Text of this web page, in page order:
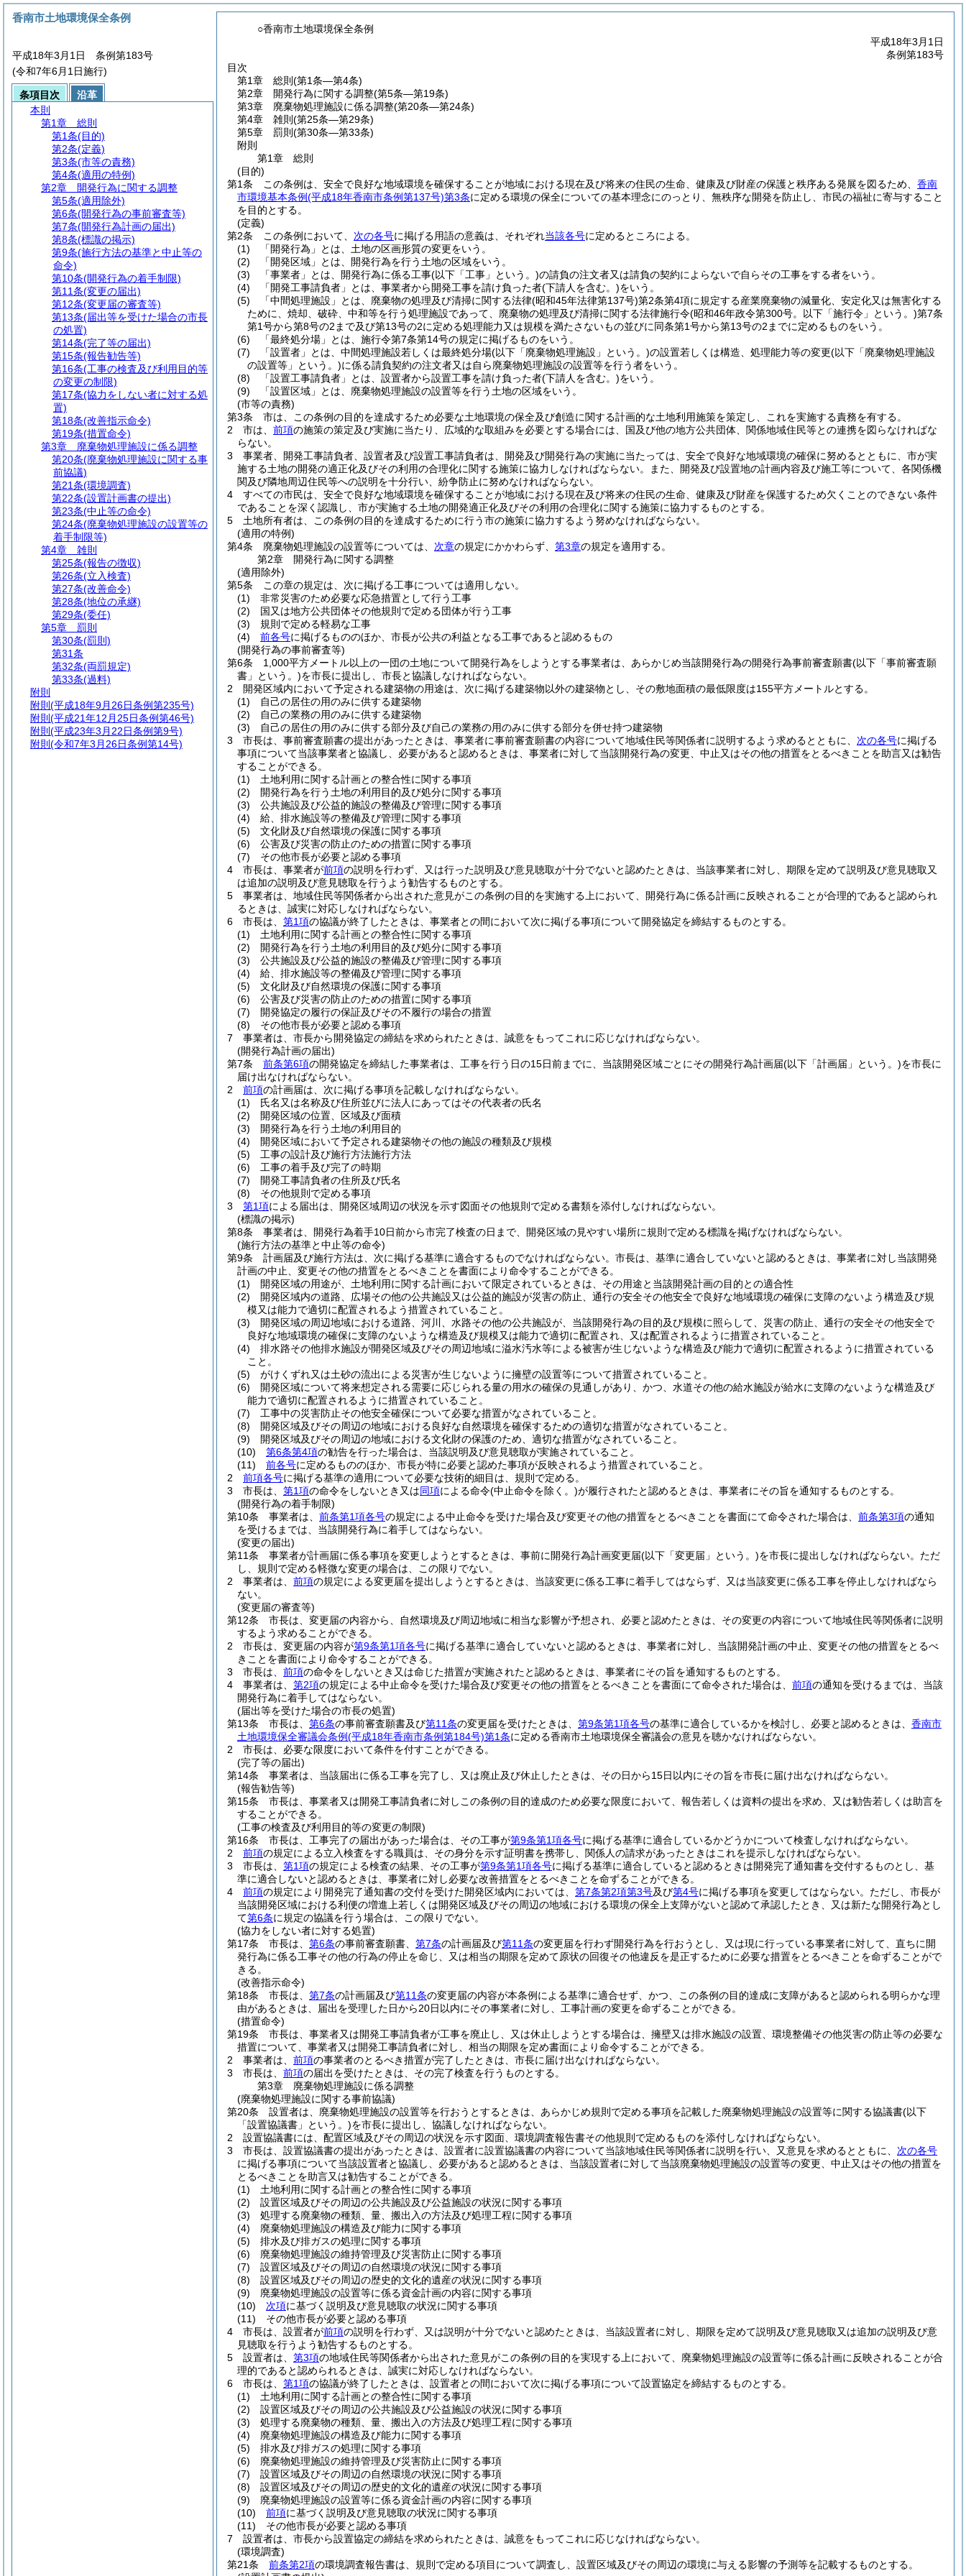
○香南市土地環境保全条例
平成18年3月1日
条例第183号
目次
第1章
総則 (第1条―第4条)
第2章
開発行為に関する調整(第5条―第19条)
第3章
廃棄物処理施設に係る調整(第20条―第24条)
第4章
雑則 (第25条―第29条)
第5章
罰則 (第30条―第33条)
附則
第1章
総則
(目的)
第1条
この条例は、安全で良好な地域環境を確保することが地域における現在及び将来の住民の生命、健康及び財産の保護と秩序ある発展を図るため、 香南
市環境基本条例(平成18年香南市条例第137号)第3条に定める環境の保全についての基本理念にのっとり、無秩序な開発を防止し、市民の福祉に寄与すること
を目的とする。
(定義)
第2条
この条例において、 次の各号に掲げる用語の意義は、それぞれ当該各号に定めるところによる。
(1)
「開発行為」とは、土地の区画形質の変更をいう。
(2)
「開発区域」とは、開発行為を行う土地の区域をいう。
(3)
「事業者」とは、開発行為に係る工事(以下「工事」という。)の請負の注文者又は請負の契約によらないで自らその工事をする者をいう。
(4)
「開発工事請負者」とは、事業者から開発工事を請け負った者(下請人を含む。)をいう。
(5)
「中間処理施設」とは、廃棄物の処理及び清掃に関する法律(昭和45年法律第137号)第2条第4項に規定する産業廃棄物の減量化、安定化又は無害化する
ために、焼却、破砕、中和等を行う処理施設であって、廃棄物の処理及び清掃に関する法律施行令(昭和46年政令第300号。以下「施行令」という。)第7条
第1号から第8号の2まで及び第13号の2に定める処理能力又は規模を満たさないもの並びに同条第1号から第13号の2までに定めるものをいう。
(6)
「最終処分場」とは、施行令第7条第14号の規定に掲げるものをいう。
(7)
「設置者」とは、中間処理施設若しくは最終処分場(以下「廃棄物処理施設」という。)の設置若しくは構造、処理能力等の変更(以下「廃棄物処理施設
の設置等」という。)に係る請負契約の注文者又は自ら廃棄物処理施設の設置等を行う者をいう。
(8)
「設置工事請負者」とは、設置者から設置工事を請け負った者(下請人を含む。)をいう。
(9)
「設置区域」とは、廃棄物処理施設の設置等を行う土地の区域をいう。
(市等の責務)
第3条
市は、この条例の目的を達成するため必要な土地環境の保全及び創造に関する計画的な土地利用施策を策定し、これを実施する責務を有する。
2
市は、 前項の施策の策定及び実施に当たり、広域的な取組みを必要とする場合には、国及び他の地方公共団体、関係地域住民等との連携を図らなければな
らない。
3
事業者、開発工事請負者、設置者及び設置工事請負者は、開発及び開発行為の実施に当たっては、安全で良好な地域環境の確保に努めるとともに、市が実
施する土地の開発の適正化及びその利用の合理化に関する施策に協力しなければならない。
また、開発及び設置地の計画内容及び施工等について、各関係機
関及び隣地周辺住民等への説明を十分行い、紛争防止に努めなければならない。
4
すべての市民は、安全で良好な地域環境を確保することが地域における現在及び将来の住民の生命、健康及び財産を保護するため欠くことのできない条件
であることを深く認識し、市が実施する土地の開発適正化及びその利用の合理化に関する施策に協力するものとする。
5
土地所有者は、この条例の目的を達成するために行う市の施策に協力するよう努めなければならない。
(適用の特例)
第4条
廃棄物処理施設の設置等については、 次章の規定にかかわらず、 第3章の規定を適用する。
第2章
開発行為に関する調整
(適用除外)
第5条
この章の規定は、次に掲げる工事については適用しない。
(1)
非常災害のため必要な応急措置として行う工事
(2)
国又は地方公共団体その他規則で定める団体が行う工事
(3)
規則で定める軽易な工事
(4)
前各号に掲げるもののほか、市長が公共の利益となる工事であると認めるもの
(開発行為の事前審査等)
第6条
1,000平方メートル以上の一団の土地について開発行為をしようとする事業者は、あらかじめ当該開発行為の開発行為事前審査願書(以下「事前審査願
書」という。)を市長に提出し、市長と協議しなければならない。
2
開発区域内において予定される建築物の用途は、次に掲げる建築物以外の建築物とし、その敷地面積の最低限度は155平方メートルとする。
(1)
自己の居住の用のみに供する建築物
(2)
自己の業務の用のみに供する建築物
(3)
自己の居住の用のみに供する部分及び自己の業務の用のみに供する部分を併せ持つ建築物
3
市長は、事前審査願書の提出があったときは、事業者に事前審査願書の内容について地域住民等関係者に説明するよう求めるとともに、 次の各号に掲げる
事項について当該事業者と協議し、必要があると認めるときは、事業者に対して当該開発行為の変更、中止又はその他の措置をとるべきことを助言又は勧告
することができる。
(1)
土地利用に関する計画との整合性に関する事項
(2)
開発行為を行う土地の利用目的及び処分に関する事項
(3)
公共施設及び公益的施設の整備及び管理に関する事項
(4)
給、排水施設等の整備及び管理に関する事項
(5)
文化財及び自然環境の保護に関する事項
(6)
公害及び災害の防止のための措置に関する事項
(7)
その他市長が必要と認める事項
4
市長は、事業者が前項の説明を行わず、又は行った説明及び意見聴取が十分でないと認めたときは、当該事業者に対し、期限を定めて説明及び意見聴取又
は追加の説明及び意見聴取を行うよう勧告するものとする。
5
事業者は、地域住民等関係者から出された意見がこの条例の目的を実施する上において、開発行為に係る計画に反映されることが合理的であると認められ
るときは、誠実に対応しなければならない。
6
市長は、 第1項の協議が終了したときは、事業者との間において次に掲げる事項について開発協定を締結するものとする。
(1)
土地利用に関する計画との整合性に関する事項
(2)
開発行為を行う土地の利用目的及び処分に関する事項
(3)
公共施設及び公益的施設の整備及び管理に関する事項
(4)
給、排水施設等の整備及び管理に関する事項
(5)
文化財及び自然環境の保護に関する事項
(6)
公害及び災害の防止のための措置に関する事項
(7)
開発協定の履行の保証及びその不履行の場合の措置
(8)
その他市長が必要と認める事項
7
事業者は、市長から開発協定の締結を求められたときは、誠意をもってこれに応じなければならない。
(開発行為計画の届出)
第7条
前条第6項の開発協定を締結した事業者は、工事を行う日の15日前までに、当該開発区域ごとにその開発行為計画届(以下「計画届」という。)を市長に
届け出なければならない。
2
前項の計画届は、次に掲げる事項を記載しなければならない。
(1)
氏名又は名称及び住所並びに法人にあってはその代表者の氏名
(2)
開発区域の位置、区域及び面積
(3)
開発行為を行う土地の利用目的
(4)
開発区域において予定される建築物その他の施設の種類及び規模
(5)
工事の設計及び施行方法施行方法
(6)
工事の着手及び完了の時期
(7)
開発工事請負者の住所及び氏名
(8)
その他規則で定める事項
3
第1項による届出は、開発区域周辺の状況を示す図面その他規則で定める書類を添付しなければならない。
(標識の掲示)
第8条
事業者は、開発行為着手10日前から市完了検査の日まで、開発区域の見やすい場所に規則で定める標識を掲げなければならない。
(施行方法の基準と中止等の命令)
第9条
計画届及び施行方法は、次に掲げる基準に適合するものでなければならない。 市長は、基準に適合していないと認めるときは、事業者に対し当該開発
計画の中止、変更その他の措置をとるべきことを書面により命令することができる。
(1)
開発区域の用途が、土地利用に関する計画において限定されているときは、その用途と当該開発計画の目的との適合性
(2)
開発区域内の道路、広場その他の公共施設又は公益的施設が災害の防止、通行の安全その他安全で良好な地域環境の確保に支障のないよう構造及び規
模又は能力で適切に配置されるよう措置されていること。
(3)
開発区域の周辺地域における道路、河川、水路その他の公共施設が、当該開発行為の目的及び規模に照らして、災害の防止、通行の安全その他安全で
良好な地域環境の確保に支障のないような構造及び規模又は能力で適切に配置され、又は配置されるように措置されていること。
(4)
排水路その他排水施設が開発区域及びその周辺地域に溢水汚水等による被害が生じないような構造及び能力で適切に配置されるように措置されている
こと。
(5)
がけくずれ又は土砂の流出による災害が生じないように擁壁の設置等について措置されていること。
(6)
開発区域について将来想定される需要に応じられる量の用水の確保の見通しがあり、かつ、水道その他の給水施設が給水に支障のないような構造及び
能力で適切に配置されるように措置されていること。
(7)
工事中の災害防止その他安全確保について必要な措置がなされていること。
(8)
開発区域及びその周辺の地域における良好な自然環境を確保するための適切な措置がなされていること。
(9)
開発区域及びその周辺の地域における文化財の保護のため、適切な措置がなされていること。
(10)
第6条第4項の勧告を行った場合は、当該説明及び意見聴取が実施されていること。
(11)
前各号に定めるもののほか、市長が特に必要と認めた事項が反映されるよう措置されていること。
2
前項各号に掲げる基準の適用について必要な技術的細目は、規則で定める。
3
市長は、 第1項の命令をしないとき又は同項による命令(中止命令を除く。)が履行されたと認めるときは、事業者にその旨を通知するものとする。
(開発行為の着手制限)
第10条
事業者は、 前条第1項各号の規定による中止命令を受けた場合及び変更その他の措置をとるべきことを書面にて命令された場合は、 前条第3項の通知
を受けるまでは、当該開発行為に着手してはならない。
(変更の届出)
第11条
事業者が計画届に係る事項を変更しようとするときは、事前に開発行為計画変更届(以下「変更届」という。)を市長に提出しなければならない。 ただ
し、規則で定める軽微な変更の場合は、この限りでない。
2
事業者は、 前項の規定による変更届を提出しようとするときは、当該変更に係る工事に着手してはならず、又は当該変更に係る工事を停止しなければなら
ない。
(変更届の審査等)
第12条
市長は、変更届の内容から、自然環境及び周辺地域に相当な影響が予想され、必要と認めたときは、その変更の内容について地域住民等関係者に説明
するよう求めることができる。
2
市長は、変更届の内容が第9条第1項各号に掲げる基準に適合していないと認めるときは、事業者に対し、当該開発計画の中止、変更その他の措置をとるべ
きことを書面により命令することができる。
3
市長は、 前項の命令をしないとき又は命じた措置が実施されたと認めるときは、事業者にその旨を通知するものとする。
4
事業者は、 第2項の規定による中止命令を受けた場合及び変更その他の措置をとるべきことを書面にて命令された場合は、 前項の通知を受けるまでは、当該
開発行為に着手してはならない。
(届出等を受けた場合の市長の処置)
第13条
市長は、 第6条の事前審査願書及び第11条の変更届を受けたときは、 第9条第1項各号の基準に適合しているかを検討し、必要と認めるときは、 香南市
土地環境保全審議会条例(平成18年香南市条例第184号)第1条に定める香南市土地環境保全審議会の意見を聴かなければならない。
2
市長は、必要な限度において条件を付すことができる。
(完了等の届出)
第14条
事業者は、当該届出に係る工事を完了し、又は廃止及び休止したときは、その日から15日以内にその旨を市長に届け出なければならない。
(報告勧告等)
第15条
市長は、事業者又は開発工事請負者に対しこの条例の目的達成のため必要な限度において、報告若しくは資料の提出を求め、又は勧告若しくは助言を
することができる。
(工事の検査及び利用目的等の変更の制限)
第16条
市長は、工事完了の届出があった場合は、その工事が第9条第1項各号に掲げる基準に適合しているかどうかについて検査しなければならない。
2
前項の規定による立入検査をする職員は、その身分を示す証明書を携帯し、関係人の請求があったときはこれを提示しなければならない。
3
市長は、 第1項の規定による検査の結果、その工事が第9条第1項各号に掲げる基準に適合していると認めるときは開発完了通知書を交付するものとし、基
準に適合しないと認めるときは、事業者に対し必要な改善措置をとるべきことを命ずることができる。
4
前項の規定により開発完了通知書の交付を受けた開発区域内においては、 第7条第2項第3号及び第4号に掲げる事項を変更してはならない。 ただし、市長が
当該開発区域における利便の増進上若しくは開発区域及びその周辺の地域における環境の保全上支障がないと認めて承認したとき、又は新たな開発行為とし
て第6条に規定の協議を行う場合は、この限りでない。
(協力をしない者に対する処置)
第17条
市長は、 第6条の事前審査願書、 第7条の計画届及び第11条の変更届を行わず開発行為を行おうとし、又は現に行っている事業者に対して、直ちに開
発行為に係る工事その他の行為の停止を命じ、又は相当の期限を定めて原状の回復その他違反を是正するために必要な措置をとるべきことを命ずることがで
きる。
(改善指示命令)
第18条
市長は、 第7条の計画届及び第11条の変更届の内容が本条例による基準に適合せず、かつ、この条例の目的達成に支障があると認められる明らかな理
由があるときは、届出を受理した日から20日以内にその事業者に対し、工事計画の変更を命ずることができる。
(措置命令)
第19条
市長は、事業者又は開発工事請負者が工事を廃止し、又は休止しようとする場合は、擁壁又は排水施設の設置、環境整備その他災害の防止等の必要な
措置について、事業者又は開発工事請負者に対し、相当の期限を定め書面により命令することができる。
2
事業者は、 前項の事業者のとるべき措置が完了したときは、市長に届け出なければならない。
3
市長は、 前項の届出を受けたときは、その完了検査を行うものとする。
第3章
廃棄物処理施設に係る調整
(廃棄物処理施設に関する事前協議)
第20条
設置者は、廃棄物処理施設の設置等を行おうとするときは、あらかじめ規則で定める事項を記載した廃棄物処理施設の設置等に関する協議書(以下
「設置協議書」という。)を市長に提出し、協議しなければならない。
2
設置協議書には、配置区域及びその周辺の状況を示す図面、環境調査報告書その他規則で定めるものを添付しなければならない。
3
市長は、設置協議書の提出があったときは、設置者に設置協議書の内容について当該地域住民等関係者に説明を行い、又意見を求めるとともに、 次の各号
に掲げる事項について当該設置者と協議し、必要があると認めるときは、当該設置者に対して当該廃棄物処理施設の設置等の変更、中止又はその他の措置を
とるべきことを助言又は勧告することができる。
(1)
土地利用に関する計画との整合性に関する事項
(2)
設置区域及びその周辺の公共施設及び公益施設の状況に関する事項
(3)
処理する廃棄物の種類、量、搬出入の方法及び処理工程に関する事項
(4)
廃棄物処理施設の構造及び能力に関する事項
(5)
排水及び排ガスの処理に関する事項
(6)
廃棄物処理施設の維持管理及び災害防止に関する事項
(7)
設置区域及びその周辺の自然環境の状況に関する事項
(8)
設置区域及びその周辺の歴史的文化的遺産の状況に関する事項
(9)
廃棄物処理施設の設置等に係る資金計画の内容に関する事項
(10)
次項に基づく説明及び意見聴取の状況に関する事項
(11)
その他市長が必要と認める事項
4
市長は、設置者が前項の説明を行わず、又は説明が十分でないと認めたときは、当該設置者に対し、期限を定めて説明及び意見聴取又は追加の説明及び意
見聴取を行うよう勧告するものとする。
5
設置者は、 第3項の地域住民等関係者から出された意見がこの条例の目的を実現する上において、廃棄物処理施設の設置等に係る計画に反映されることが合
理的であると認められるときは、誠実に対応しなければならない。
6
市長は、 第1項の協議が終了したときは、設置者との間において次に掲げる事項について設置協定を締結するものとする。
(1)
土地利用に関する計画との整合性に関する事項
(2)
設置区域及びその周辺の公共施設及び公益施設の状況に関する事項
(3)
処理する廃棄物の種類、量、搬出入の方法及び処理工程に関する事項
(4)
廃棄物処理施設の構造及び能力に関する事項
(5)
排水及び排ガスの処理に関する事項
(6)
廃棄物処理施設の維持管理及び災害防止に関する事項
(7)
設置区域及びその周辺の自然環境の状況に関する事項
(8)
設置区域及びその周辺の歴史的文化的遺産の状況に関する事項
(9)
廃棄物処理施設の設置等に係る資金計画の内容に関する事項
(10)
前項に基づく説明及び意見聴取の状況に関する事項
(11)
その他市長が必要と認める事項
7
設置者は、市長から設置協定の締結を求められたときは、誠意をもってこれに応じなければならない。
(環境調査)
第21条
前条第2項の環境調査報告書は、規則で定める項目について調査し、設置区域及びその周辺の環境に与える影響の予測等を記載するものとする。
香南市土地環境保全条例
平成18年3月1日 条例第183号
(令和7年6月1日施行)
条項目次
沿革
本則
第1章
総則
第1条(目的)
第2条(定義)
第3条(市等の責務)
第4条(適用の特例)
第2章
開発行為に関する調整
第5条(適用除外)
第6条(開発行為の事前審査等)
第7条(開発行為計画の届出)
第8条(標識の掲示)
第9条(施行方法の基準と中止等の
命令)
第10条(開発行為の着手制限)
第11条(変更の届出)
第12条(変更届の審査等)
第13条(届出等を受けた場合の市長
の処置)
第14条(完了等の届出)
第15条(報告勧告等)
第16条(工事の検査及び利用目的等
の変更の制限)
第17条(協力をしない者に対する処
置)
第18条(改善指示命令)
第19条(措置命令)
第3章
廃棄物処理施設に係る調整
第20条(廃棄物処理施設に関する事
前協議)
第21条(環境調査)
第22条(設置計画書の提出)
第23条(中止等の命令)
第24条(廃棄物処理施設の設置等の
着手制限等)
第4章
雑則
第25条(報告の徴収)
第26条(立入検査)
第27条(改善命令)
第28条(地位の承継)
第29条(委任)
第5章
罰則
第30条(罰則)
第31条
第32条(両罰規定)
第33条(過料)
附則
附則 (平成18年9月26日条例第235号)
附則 (平成21年12月25日条例第46号)
附則 (平成23年3月22日条例第9号)
附則 (令和7年3月26日条例第14号)